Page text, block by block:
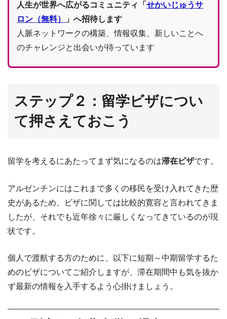
人生が世界へ広がるコミュニティ「せかいじゅうサ
ロン（無料）
」へ招待します
人脈ネットワークの構築、情報収集、新しいことへ
のチャレンジと出会いが待っています
ステップ２：留学ビザについ
て押さえておこう
留学を考えるにあたってまず気になるのは滞在ビザです。
アルゼンチンにはこれまで多くの移民を受け入れてきた歴
史があるため、ビザに関しては比較的寛容と言われてきま
したが、それでも近年徐々に厳しくなってきているのが現
状です。
個人で渡航する方のために、以下に短期～中期留学するた
めのビザについてご紹介しますが、滞在期間中も気を抜か
ず最新の情報を入手するよう心掛けましょう。